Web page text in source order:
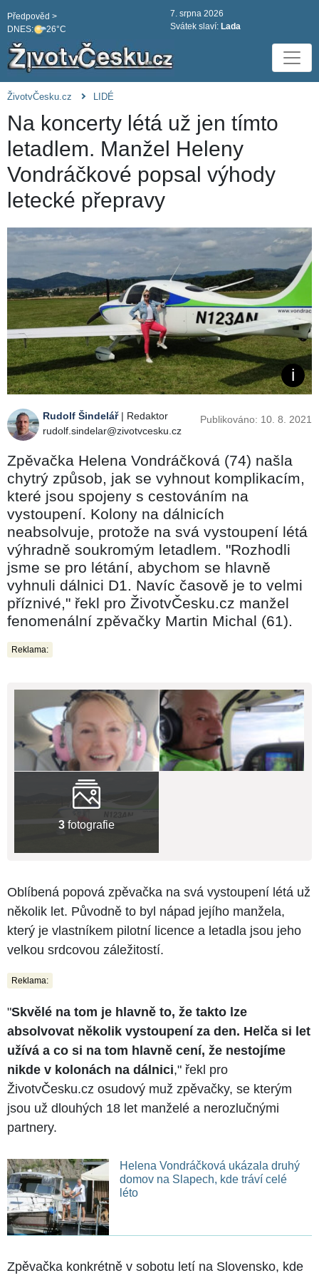
DNES: 26°C
Předpověd >
7. srpna 2026
Svátek slaví: Lada
ŽivotvČesku.cz LIDÉ
Na koncerty létá už jen tímto
letadlem. Manžel Heleny
Vondráčkové popsal výhody
letecké přepravy
Rudolf Šindelář| Redaktor
rudolf.sindelar@zivotvcesku.cz
Publikováno: 10. 8. 2021
Zpěvačka Helena Vondráčková (74) našla
chytrý způsob, jak se vyhnout komplikacím,
které jsou spojeny s cestováním na
vystoupení. Kolony na dálnicích
neabsolvuje, protože na svá vystoupení létá
výhradně soukromým letadlem. "Rozhodli
jsme se pro létání, abychom se hlavně
vyhnuli dálnici D1. Navíc časově je to velmi
příznivé," řekl pro ŽivotvČesku.cz manžel
fenomenální zpěvačky Martin Michal (61).
Reklama:
3 fotografie
Oblíbená popová zpěvačka na svá vystoupení létá už
několik let. Původně to byl nápad jejího manžela,
který je vlastníkem pilotní licence a letadla jsou jeho
velkou srdcovou záležitostí.
Reklama:
"Skvělé na tom je hlavně to, že takto lze
absolvovat několik vystoupení za den. Helča si let
užívá a co si na tom hlavně cení, že nestojíme
nikde v kolonách na dálnici," řekl pro
ŽivotvČesku.cz osudový muž zpěvačky, se kterým
jsou už dlouhých 18 let manželé a nerozlučnými
partnery.
Helena Vondráčková ukázala druhý
domov na Slapech, kde tráví celé
léto
Zpěvačka konkrétně v sobotu letí na Slovensko, kde